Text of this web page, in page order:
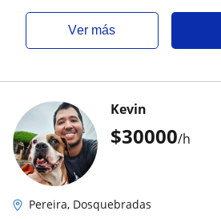
ver más
$30000/h
Kevin
Pereira, Dosquebradas